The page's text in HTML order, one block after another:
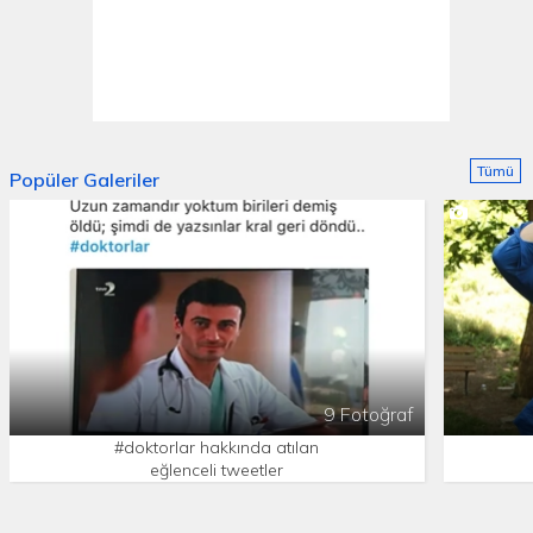
Popüler Galeriler
9 Fotoğraf
#doktorlar hakkında atılan
eğlenceli tweetler
Tümü